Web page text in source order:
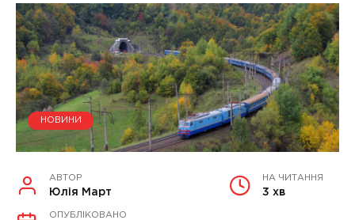
НОВИНИ
АВТОР
Юлія Март
НА ЧИТАННЯ
3 хв
ОПУБЛІКОВАНО